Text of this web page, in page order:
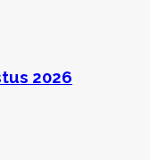
2026